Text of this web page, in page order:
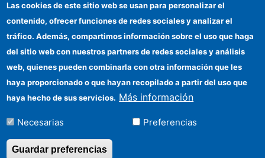
Identidad institucional
Ayudas FEDER
Organismos financiadores
Contacto
Cómo llegar
Las cookies de este sitio web se usan para personalizar el
contenido, ofrecer funciones de redes sociales y analizar el
tráfico. Además, compartimos información sobre el uso que haga
del sitio web con nuestros partners de redes sociales y análisis
web, quienes pueden combinarla con otra información que les
haya proporcionado o que hayan recopilado a partir del uso que
haya hecho de sus servicios. Más información
Necesarias Preferencias
Guardar preferencias